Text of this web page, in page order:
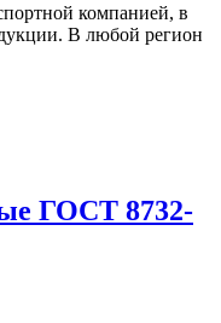
компанией, в
В любой регион
ГОСТ 8732-